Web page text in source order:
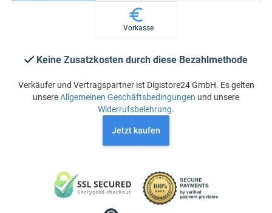
Vorkasse
Keine Zusatzkosten durch diese Bezahlmethode
Verkäufer und Vertragspartner ist Digistore24 GmbH. Es gelten
unsereAllgemeinen Geschäftsbedingungen und unsere
Widerrufsbelehrung.
Jetzt kaufen